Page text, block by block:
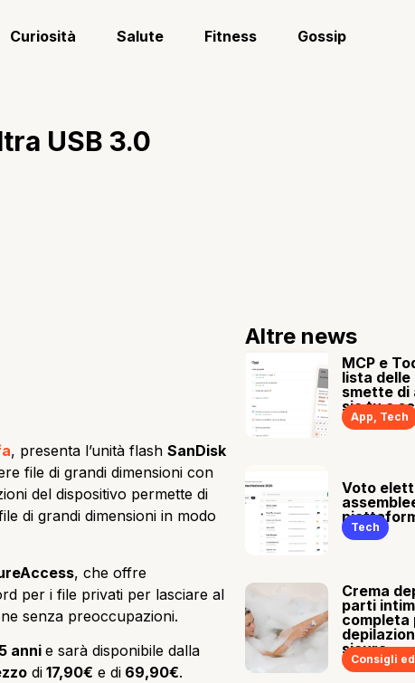
Curiosità Salute Fitness Gossip
USB 3.0
, presenta l’unità flash SanDisk
file di grandi dimensioni con
del dispositivo permette di
di grandi dimensioni in modo
, che offre
per i file privati​​ per lasciare al
senza preoccupazioni.
anni e sarà disponibile dalla
di 17,90€ e di 69,90€.
Altre news
MCP e
lista
smette di
sia tu a
App, Tech
Voto
Tech
Crema
parti
completa
sicura
Consigli